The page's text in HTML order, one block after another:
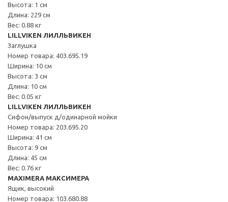
Высота: 1 см
Длина: 229 см
Вес: 0.88 кг
LILLVIKEN ЛИЛЛЬВИКЕН
Заглушка
Номер товара: 403.695.19
Ширина: 10 см
Высота: 3 см
Длина: 10 см
Вес: 0.05 кг
LILLVIKEN ЛИЛЛЬВИКЕН
Сифон/выпуск д/одинарной мойки
Номер товара: 203.695.20
Ширина: 41 см
Высота: 9 см
Длина: 45 см
Вес: 0.76 кг
MAXIMERA МАКСИМЕРА
Ящик, высокий
Номер товара: 103.680.88